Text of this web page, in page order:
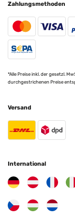
Zahlungsmethoden
*Alle Preise inkl. der gesetzl.
durchgestrichenen Preise
Versand
International